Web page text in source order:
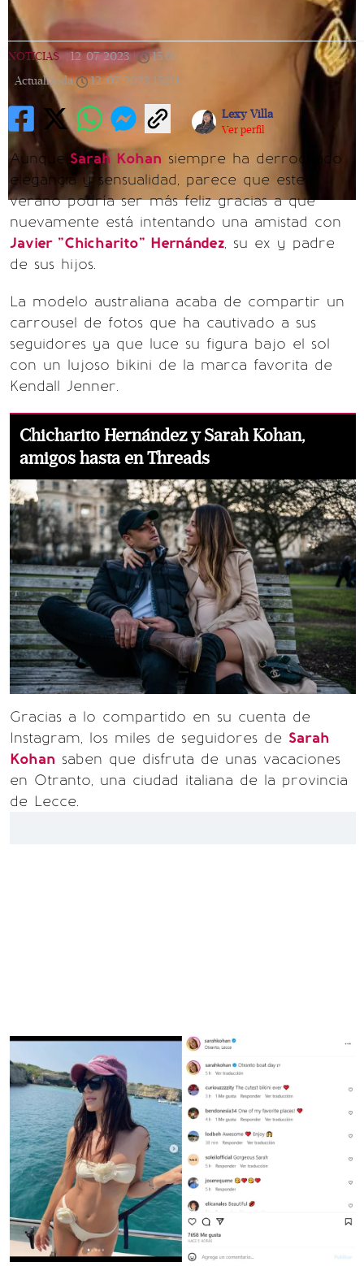
NOTICIAS | 12/07/2023 | 15:04
Actualizada
12/07/2023 15:04
Lexy Villa
Ver perfil
Aunque Sarah Kohan siempre ha derrochado
elegancia y sensualidad, parece que este
verano podría ser más feliz gracias a que
nuevamente está intentando una amistad con
Javier "Chicharito" Hernández, su ex y padre
de sus hijos.
La modelo australiana acaba de compartir un
carrousel de fotos que ha cautivado a sus
seguidores ya que luce su figura bajo el sol
con un lujoso bikini de la marca favorita de
Kendall Jenner.
Chicharito Hernández y Sarah Kohan,
amigos hasta en Threads
Gracias a lo compartido en su cuenta de
Instagram, los miles de seguidores de Sarah
Kohan saben que disfruta de unas vacaciones
en Otranto, una ciudad italiana de la provincia
de Lecce.